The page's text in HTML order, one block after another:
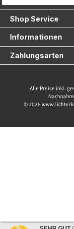
Shop Service
Informationen
Zahlungsarten
Alle Preise inkl.
© 2026